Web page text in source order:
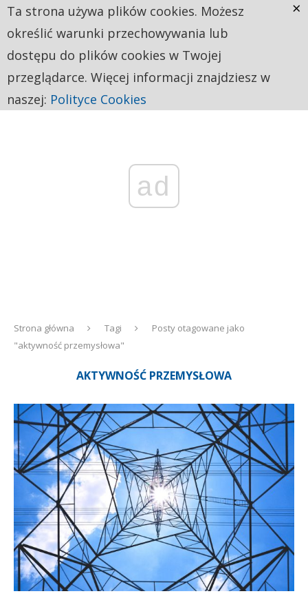
ad
Strona główna Tagi
Posty otagowane jako
"aktywność przemysłowa"
AKTYWNOŚĆ PRZEMYSŁOWA
Ta strona używa plików cookies. Możesz
określić warunki przechowywania lub
dostępu do plików cookies w Twojej
przeglądarce. Więcej informacji znajdziesz w
naszej: Polityce Cookies
×